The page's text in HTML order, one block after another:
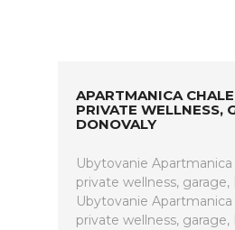
APARTMANICA
PRIVATE WELLNESS,
DONOVALY
Ubytovanie Apartmanica
private wellness, garage,
Ubytovanie Apartmanica
private wellness, garage,